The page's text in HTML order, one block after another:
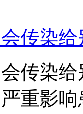
传染给
传染
重影